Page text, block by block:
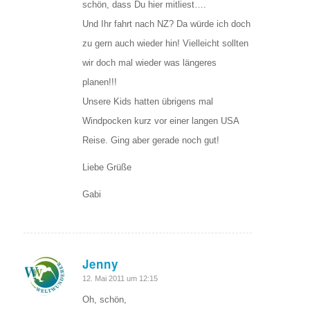
schön, dass Du hier mitliest….
Und Ihr fahrt nach NZ? Da würde ich doch
zu gern auch wieder hin! Vielleicht sollten
wir doch mal wieder was längeres
planen!!!
Unsere Kids hatten übrigens mal
Windpocken kurz vor einer langen USA
Reise. Ging aber gerade noch gut!
Liebe Grüße
Gabi
Jenny
sagte:
12. Mai 2011 um 12:15
Oh, schön,